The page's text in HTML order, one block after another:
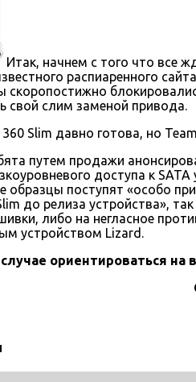
Итак, начнем с того что все
распиаренного
скоропостижно
свой слим заменой привода.
Slim давно готова, но
путем продажи
доступа к
образцы поступят «особо
до релиза устройства»,
либо на негласное
устройством Lizard.
ориентироваться на